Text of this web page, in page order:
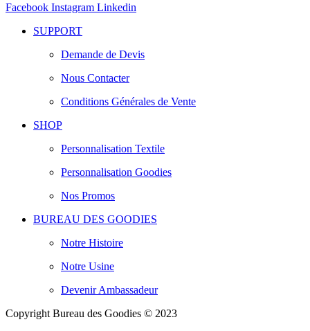
Facebook Instagram Linkedin
SUPPORT
Demande de Devis
Nous Contacter
Conditions Générales de Vente
SHOP
Personnalisation Textile
Personnalisation Goodies
Nos Promos
BUREAU DES GOODIES
Notre Histoire
Notre Usine
Devenir Ambassadeur
Copyright Bureau des Goodies © 2023